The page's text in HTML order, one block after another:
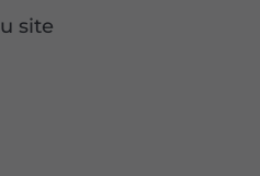
site